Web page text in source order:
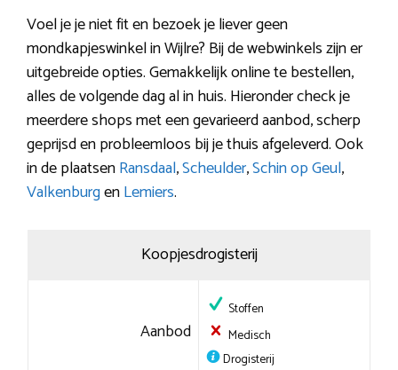
Voel je je niet fit en bezoek je liever geen
mondkapjeswinkel in Wijlre? Bij de webwinkels zijn er
uitgebreide opties. Gemakkelijk online te bestellen,
alles de volgende dag al in huis. Hieronder check je
meerdere shops met een gevarieerd aanbod, scherp
geprijsd en probleemloos bij je thuis afgeleverd. Ook
in de plaatsenRansdaal,Scheulder,Schin op Geul,
ValkenburgenLemiers.
Koopjesdrogisterij
Aanbod
Stoffen
Medisch
Drogisterij